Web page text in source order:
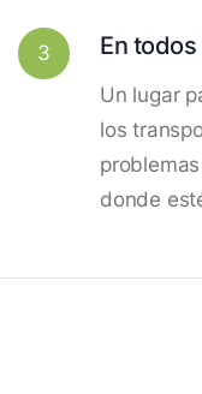
3 En
Un lugar
los
donde